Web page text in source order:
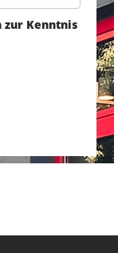
Kenntnis